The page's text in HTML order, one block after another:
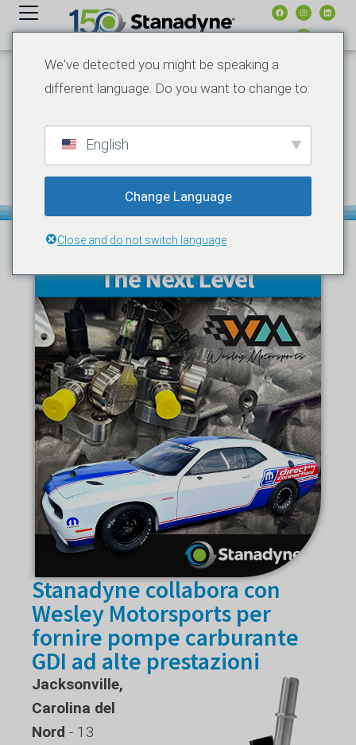
contenuto
COMUNICATI STAMPA 14 SETTEMBRE 2023
CON WESLEY
MOTORSPORTS PER
FORNIRE POMPE
CARBURANTE GDI AD ALTE
PRESTAZIONI
Stanadyne collabora con
Wesley Motorsports per
fornire pompe carburante
GDI ad alte prestazioni
Jacksonville,
Carolina del
Nord - 13
We've detected you might be speaking a
different language. Do you want to change to:
English
Change Language
Close and do not switch language